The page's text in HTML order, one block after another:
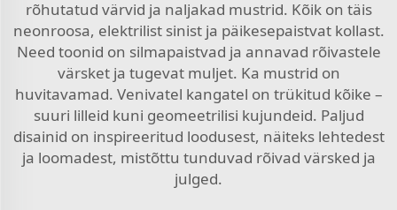
rõhutatud värvid ja naljakad mustrid. Kõik on täis
neonroosa, elektrilist sinist ja päikesepaistvat kollast.
Need toonid on silmapaistvad ja annavad rõivastele
värsket ja tugevat muljet. Ka mustrid on
huvitavamad. Venivatel kangatel on trükitud kõike –
suuri lilleid kuni geomeetrilisi kujundeid. Paljud
disainid on inspireeritud loodusest, näiteks lehtedest
ja loomadest, mistõttu tunduvad rõivad värsked ja
julged.